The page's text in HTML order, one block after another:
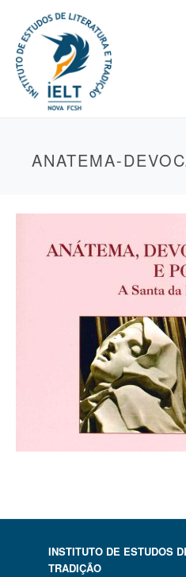
ANATEMA-
INSTITUTO DE ESTUDOS
TRADIÇÃO